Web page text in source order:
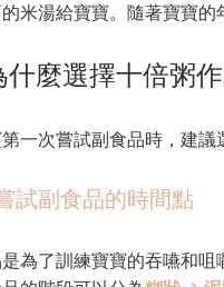
米湯給寶寶。隨著寶寶的
什麼選擇十倍粥
一次嘗試副食品時，建議
試副食品的時間點
為了訓練寶寶的吞嚥和咀